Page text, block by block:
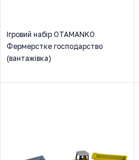
Ігровий набір OTAMANKO
Фермерстке господарство
(вантажівка)